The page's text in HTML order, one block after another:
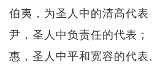
伯夷，为圣人中的清高代
尹，圣人中负责任的代表
惠，圣人中平和宽容的代表